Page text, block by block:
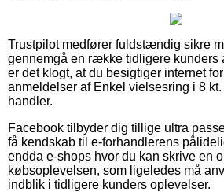
Trustpilot medfører fuldstændig sikre
gennemgå en række tidligere kunders
er det klogt, at du besigtiger internet
anmeldelser af Enkel vielsesring i 8
handler.
Facebook tilbyder dig tillige ultra
få kendskab til e-forhandlerens
endda e-shops hvor du kan skrive en
købsoplevelsen, som ligeledes må
indblik i tidligere kunders oplevelser.